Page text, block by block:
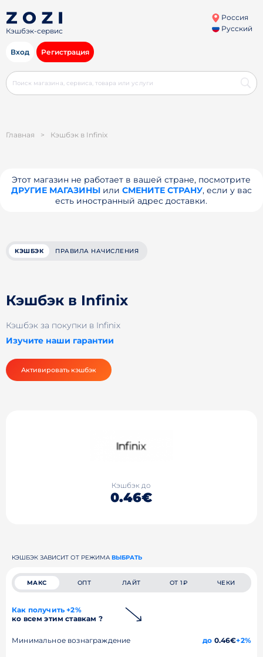
Кэшбэк-сервис
Россия
Русский
Вход Регистрация
Главная > Кэшбэк в Infinix
Этот магазин не работает в вашей стране, посмотрите
ДРУГИЕ МАГАЗИНЫили СМЕНИТЕ СТРАНУ, если у вас
есть иностранный адрес доставки.
КЭШБЭК ПРАВИЛА НАЧИСЛЕНИЯ
Кэшбэк в Infinix
Кэшбэк за покупки в Infinix
Изучите наши гарантии
Активировать кэшбэк
Кэшбэк до
0.46€
КЭШБЭК ЗАВИСИТ ОТ РЕЖИМА ВЫБРАТЬ
МАКС ОПТ ЛАЙТ ОТ 1₽ ЧЕКИ
Как получить +2%
ко всем этим ставкам ?
Минимальное вознаграждение до 0.46€+2%